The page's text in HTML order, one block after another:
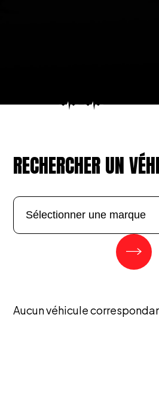
RECHERCHER UN
Aucun véhicule